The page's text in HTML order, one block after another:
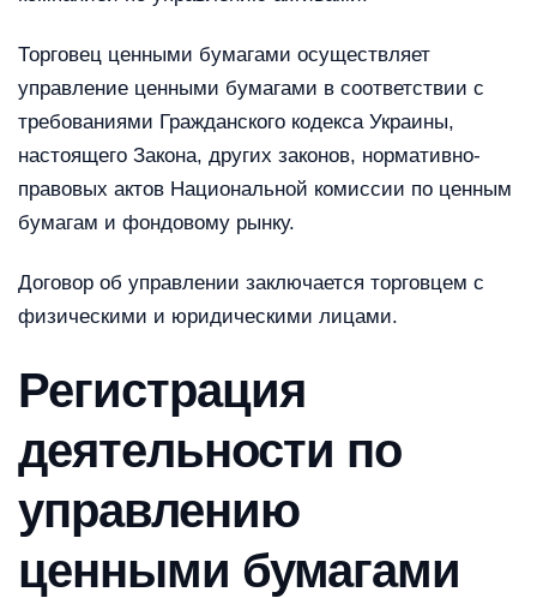
Торговец ценными бумагами осуществляет
управление ценными бумагами в соответствии с
требованиями Гражданского кодекса Украины,
настоящего Закона, других законов, нормативно-
правовых актов Национальной комиссии по ценным
бумагам и фондовому рынку.
Договор об управлении заключается торговцем с
физическими и юридическими лицами.
Регистрация
деятельности по
управлению
ценными бумагами